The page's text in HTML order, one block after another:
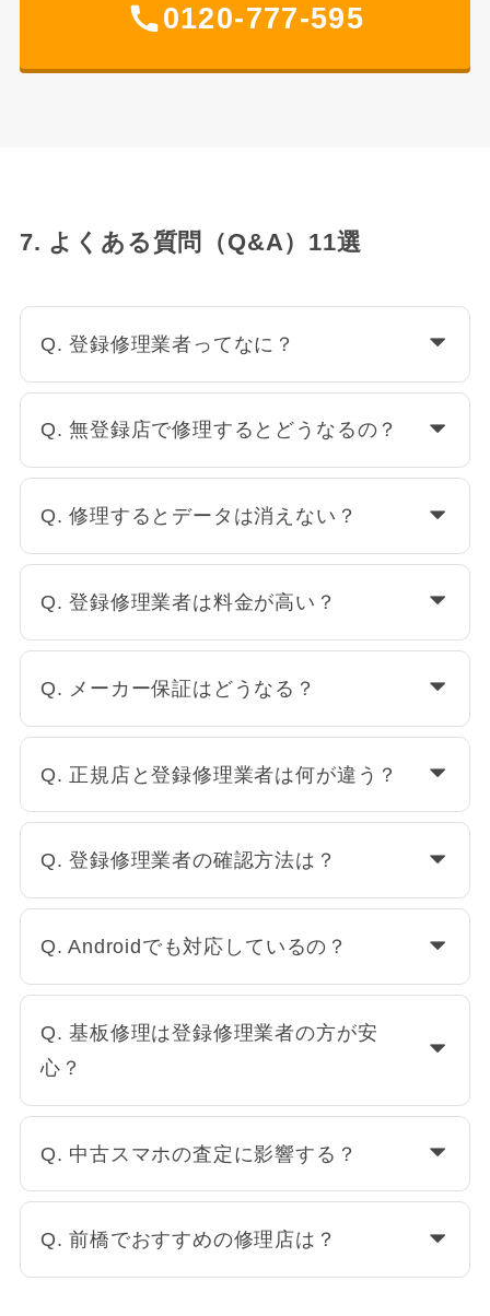
0120-777-595
7. よくある質問（Q&A）11選
Q. 登録修理業者ってなに？
Q. 無登録店で修理するとどうなるの？
Q. 修理するとデータは消えない？
Q. 登録修理業者は料金が高い？
Q. メーカー保証はどうなる？
Q. 正規店と登録修理業者は何が違う？
Q. 登録修理業者の確認方法は？
Q. Androidでも対応しているの？
Q. 基板修理は登録修理業者の方が安
心？
Q. 中古スマホの査定に影響する？
Q. 前橋でおすすめの修理店は？